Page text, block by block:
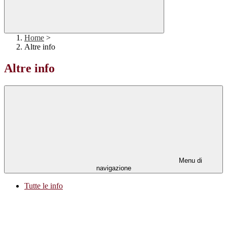
Home >
Altre info
Altre info
Menu di
navigazione
Tutte le info